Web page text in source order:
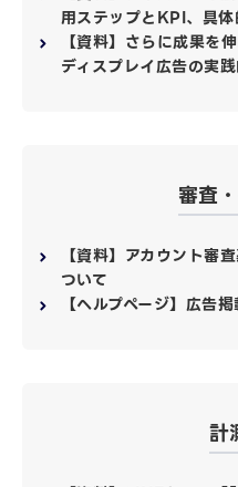
用ステップとKPI、具
【資料】さらに成果を
ディスプレイ広告の実
審査
【資料】アカウント審
ついて
【ヘルプページ】広告
計